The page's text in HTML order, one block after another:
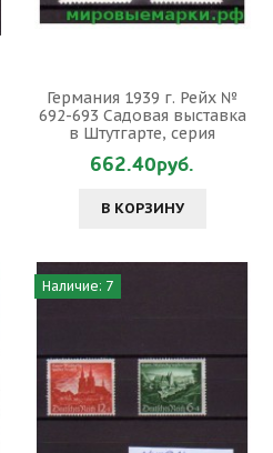
Германия 1939 г. Рейх №
692-693 Cадовая выставка
в Штутгарте, серия
662.40руб.
В КОРЗИНУ
Наличие: 7